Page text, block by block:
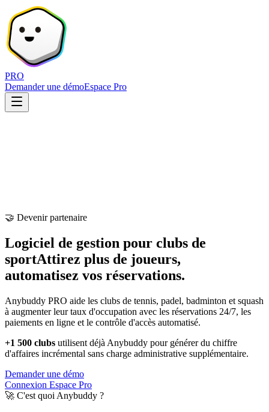
PRO
Demander une démoEspace Pro
🤝 Devenir partenaire
Logiciel de gestion pour clubs de
sportAttirez plus de joueurs,
automatisez vos réservations.
Anybuddy PRO aide les clubs de tennis, padel, badminton et squash
à augmenter leur taux d'occupation avec les réservations 24/7, les
paiements en ligne et le contrôle d'accès automatisé.
+1 500 clubs utilisent déjà Anybuddy pour générer du chiffre
d'affaires incrémental sans charge administrative supplémentaire.
Demander une démo
Connexion Espace Pro
🚀 C'est quoi Anybuddy ?